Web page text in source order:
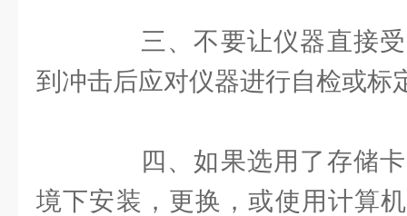
三、不要让仪器直接受
到冲击后应对仪器进行自检或标
四、如果选用了存储卡
境下安装，更换，或使用计算